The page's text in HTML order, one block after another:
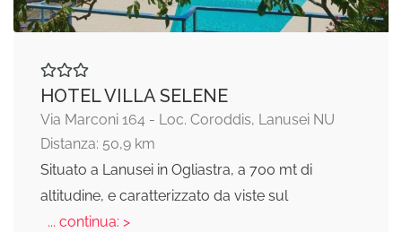
HOTEL VILLA SELENE
Via Marconi 164 - Loc. Coroddis, Lanusei NU
Distanza: 50,9 km
Situato a Lanusei in Ogliastra, a 700 mt di
altitudine, e caratterizzato da viste sul
... continua: >